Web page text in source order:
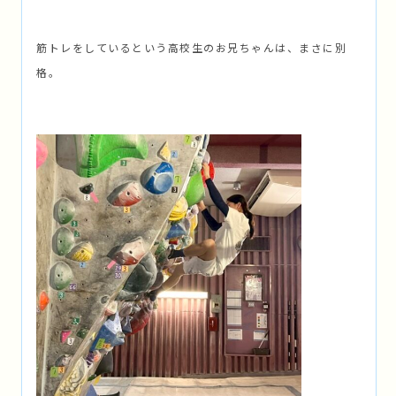
筋トレをしているという高校生のお兄ちゃんは、まさに別
格。